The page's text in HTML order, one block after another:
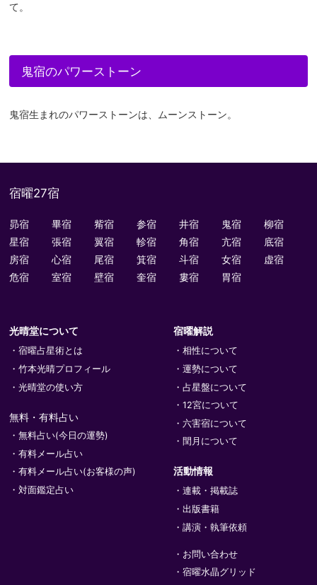
て。
鬼宿のパワーストーン
鬼宿生まれのパワーストーンは、ムーンストーン。
宿曜27宿
昴宿 畢宿 觜宿 参宿 井宿 鬼宿
柳宿
星宿
張宿 翼宿 軫宿 角宿 亢宿
底宿
房宿
心宿 尾宿 箕宿 斗宿 女宿
虚宿
危宿
室宿 壁宿 奎宿 婁宿 胃宿
光晴堂について
宿曜占星術とは
竹本光晴プロフィール
光晴堂の使い方
無料・有料占い
無料占い(今日の運勢)
有料メール占い
有料メール占い(お客様の声)
対面鑑定占い
宿曜解説
相性について
運勢について
占星盤について
12宮について
六害宿について
閏月について
活動情報
連載・掲載誌
出版書籍
講演・執筆依頼
お問い合わせ
宿曜水晶グリッド